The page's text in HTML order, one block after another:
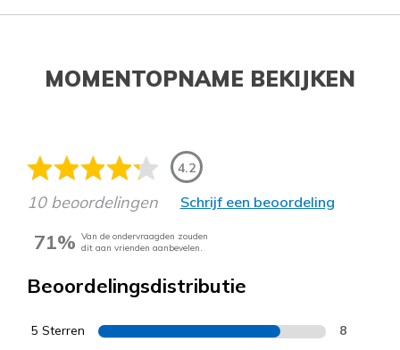
MOMENTOPNAME BEKIJKEN
4.2
10 beoordelingen Schrijf een beoordeling
71% Van de ondervraagden zouden
dit aan vrienden aanbevelen.
Beoordelingsdistributie
5 Sterren 8